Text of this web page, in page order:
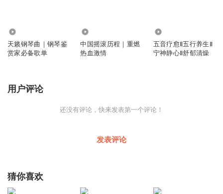
天籁钢琴曲｜钢琴鉴
赏家必备歌单
中国摇滚历程｜重燃
热血激情
五音疗愈Ⅱ五行养生Ⅱ
宁神静心Ⅱ舒郁清燥
用户评论
还没有评论，快来发表第一个评论！
发表评论
猜你喜欢